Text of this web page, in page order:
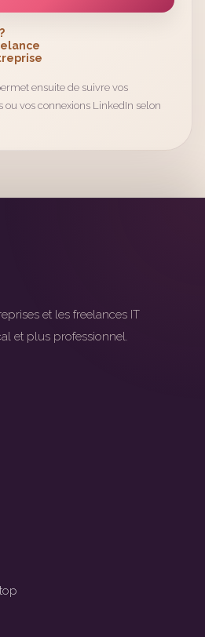
ensuite de suivre vos
ou vos connexions LinkedIn selon
et les freelances IT
et plus professionnel.